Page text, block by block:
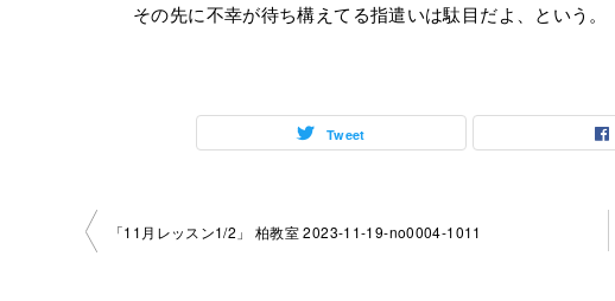
その先に不幸が待ち構えてる指遣いは駄目だよ、という。
Tweet
投
「11月レッスン1/2」 柏教室 2023-11-19-no0004-1011